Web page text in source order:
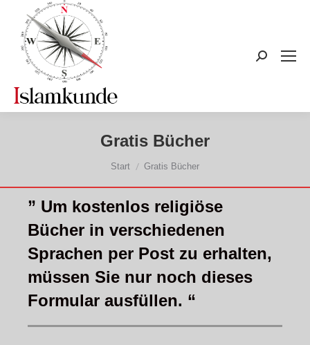
Search:
Gratis Bücher
Sie befinden sich hier:
Start Gratis Bücher
” Um kostenlos religiöse
Bücher in verschiedenen
Sprachen per Post zu erhalten,
müssen Sie nur noch dieses
Formular ausfüllen. “